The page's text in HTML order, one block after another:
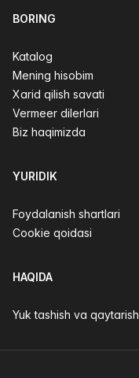
BORING
Katalog
Mening hisobim
Xarid qilish savati
Vermeer dilerlari
Biz haqimizda
YURIDIK
Foydalanish shartlari
Cookie qoidasi
HAQIDA
Yuk tashish va qaytarish